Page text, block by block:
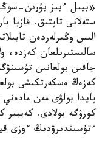
«بيىل ءبىز بۇرىن-
ستەلانى تاپتىق. قازبا
الىس وڭىرلەردەن
سالىستىرىلعان كەزدە،
جاقىن بولعانىن
كەزەڭ ەسكەرتكىشى
پايدا بولۋى مەن
كورۋگە بولادى. كەيبىر
ءتۇسىندىرۋدىڭ ءوزى